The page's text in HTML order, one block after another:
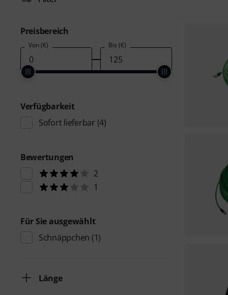
Preisbereich
Von (€) Bis (€)
Verfügbarkeit
Sofort lieferbar (4)
Bewertungen
2
1
Für Sie ausgewählt
Schnäppchen (1)
Länge